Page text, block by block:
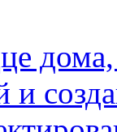
дома,
и